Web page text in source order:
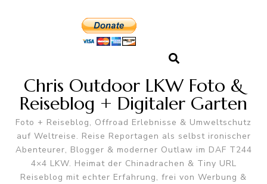
Chris Outdoor LKW Foto &
Reiseblog + Digitaler Garten
Foto + Reiseblog, Offroad Erlebnisse & Umweltschutz
auf Weltreise. Reise Reportagen als selbst ironischer
Abenteurer, Blogger & moderner Outlaw im DAF T244
4×4 LKW. Heimat der Chinadrachen & Tiny URL
Reiseblog mit echter Erfahrung, frei von Werbung &